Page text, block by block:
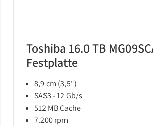
Toshiba 16.0 TB
Festplatte
8,9 cm (3,5")
SAS3 - 12 Gb/s
512 MB Cache
7.200 rpm